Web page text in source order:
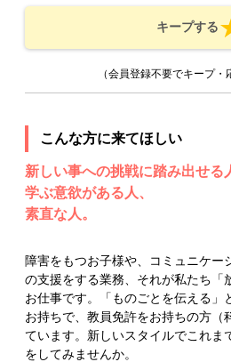
キープする
（会員登録不要でキープ・
こんな方に来てほしい
新しい事への挑戦に踏み出せる
学ぶ意欲がある人、
素直な人。
障害をもつお子様や、コミュニケー
の支援をする業務、それが私たち「
お仕事です。「ものごとを伝える」
お持ちで、教員免許をお持ちの方（
ています。新しいスタイルでこれま
をしてみませんか。